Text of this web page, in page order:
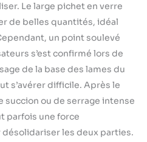
Le large pichet en verre
de belles quantités, idéal
un point soulevé
s’est confirmé lors de
de la base des lames du
s’avérer difficile. Après le
succion ou de serrage intense
parfois une force
les deux parties.